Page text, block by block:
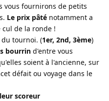
vous fournirons de petits
Le prix pâté notamment a
de la ronde !
tournoi. (1er, 2nd, 3ème)
bourrin d'entre vous
soient à l'ancienne, sur
défait ou voyage dans le
scoreur